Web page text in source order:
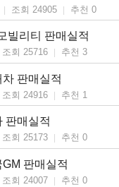
조회 24905 추천 0
빌리티 판매실적
조회 25716 추천 3
판매실적
조회 24916 추천 1
판매실적
조회 25173 추천 0
판매실적
조회 24007 추천 0